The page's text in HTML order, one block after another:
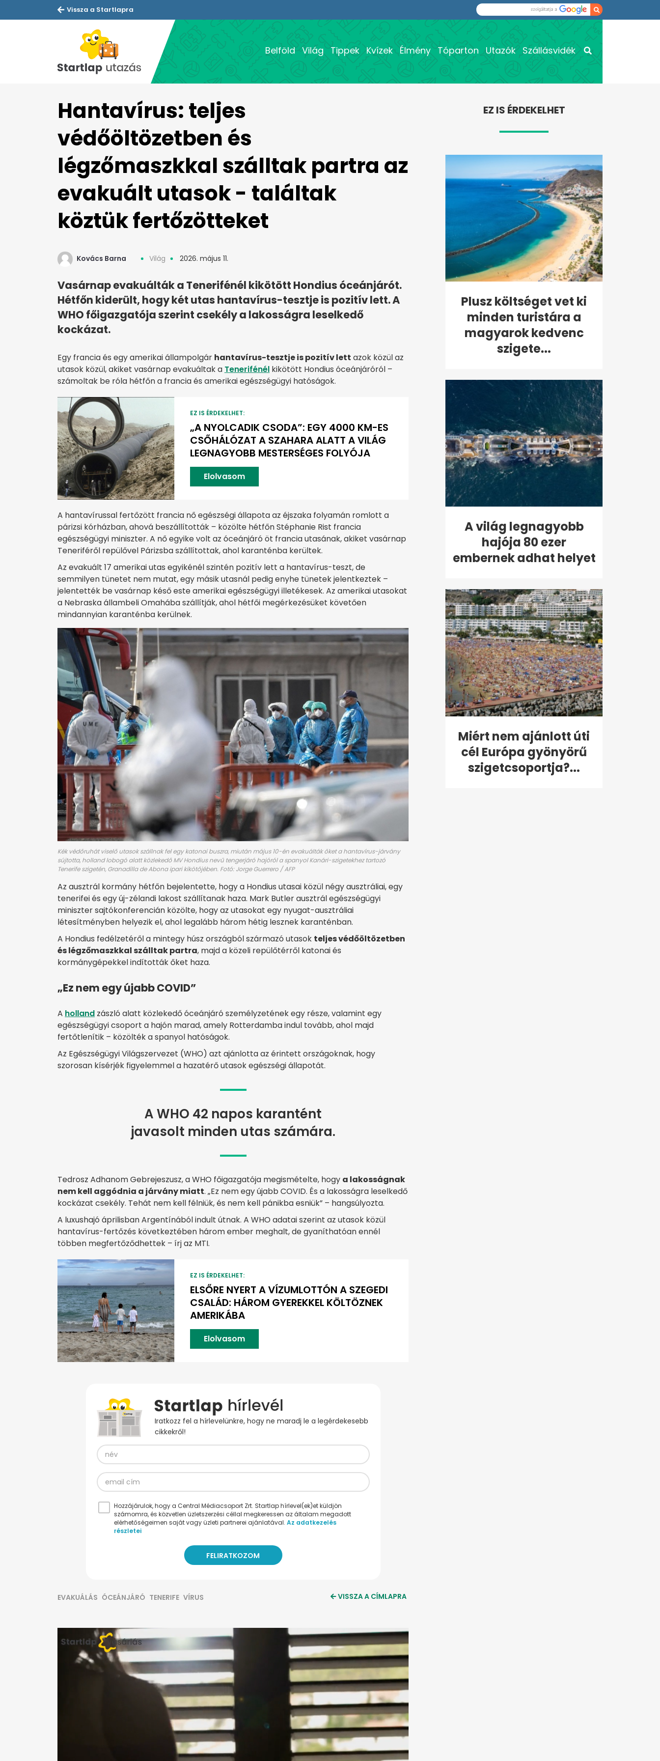
Vissza a Startlapra
Belföld Világ Tippek Kvízek Élmény Tóparton Utazók Szállásvidék
Hantavírus: teljes
védőöltözetben és
légzőmaszkkal szálltak partra az
evakuált utasok - találtak
köztük fertőzötteket
Kovács Barna Világ 2026. május 11.
Vasárnap evakuálták a Tenerifénél kikötött Hondius óceánjárót.
Hétfőn kiderült, hogy két utas hantavírus-tesztje is pozitív lett. A
WHO főigazgatója szerint csekély a lakosságra leselkedő
kockázat.
Egy francia és egy amerikai állampolgár hantavírus-tesztje is pozitív lett azok közül az
utasok közül, akiket vasárnap evakuáltak a Tenerifénél kikötött Hondius óceánjáróról –
számoltak be róla hétfőn a francia és amerikai egészségügyi hatóságok.
EZ IS ÉRDEKELHET:
„A NYOLCADIK CSODA”: EGY 4000 KM-ES
CSŐHÁLÓZAT A SZAHARA ALATT A VILÁG
LEGNAGYOBB MESTERSÉGES FOLYÓJA
Elolvasom
A hantavírussal fertőzött francia nő egészségi állapota az éjszaka folyamán romlott a
párizsi kórházban, ahová beszállították – közölte hétfőn Stéphanie Rist francia
egészségügyi miniszter. A nő egyike volt az óceánjáró öt francia utasának, akiket vasárnap
Teneriféről repülővel Párizsba szállítottak, ahol karanténba kerültek.
Az evakuált 17 amerikai utas egyikénél szintén pozitív lett a hantavírus-teszt, de
semmilyen tünetet nem mutat, egy másik utasnál pedig enyhe tünetek jelentkeztek –
jelentették be vasárnap késő este amerikai egészségügyi illetékesek. Az amerikai utasokat
a Nebraska állambeli Omahába szállítják, ahol hétfői megérkezésüket követően
mindannyian karanténba kerülnek.
Kék védőruhát viselő utasok szállnak fel egy katonai buszra, miután május 10-én evakuálták őket a hantavírus-járvány
sújtotta, holland lobogó alatt közlekedő MV Hondius nevű tengerjáró hajóról a spanyol Kanári-szigetekhez tartozó
Tenerife szigetén, Granadilla de Abona ipari kikötőjében. Fotó: Jorge Guerrero / AFP
Az ausztrál kormány hétfőn bejelentette, hogy a Hondius utasai közül négy ausztráliai, egy
tenerifei és egy új-zélandi lakost szállítanak haza. Mark Butler ausztrál egészségügyi
miniszter sajtókonferencián közölte, hogy az utasokat egy nyugat-ausztráliai
létesítményben helyezik el, ahol legalább három hétig lesznek karanténban.
A Hondius fedélzetéről a mintegy húsz országból származó utasok teljes védőöltözetben
és légzőmaszkkal szálltak partra, majd a közeli repülőtérről katonai és
kormánygépekkel indították őket haza.
„Ez nem egy újabb COVID”
A holland zászló alatt közlekedő óceánjáró személyzetének egy része, valamint egy
egészségügyi csoport a hajón marad, amely Rotterdamba indul tovább, ahol majd
fertőtlenítik – közölték a spanyol hatóságok.
Az Egészségügyi Világszervezet (WHO) azt ajánlotta az érintett országoknak, hogy
szorosan kísérjék figyelemmel a hazatérő utasok egészségi állapotát.
A WHO 42 napos karantént
javasolt minden utas számára.
Tedrosz Adhanom Gebrejeszusz, a WHO főigazgatója megismételte, hogy a lakosságnak
nem kell aggódnia a járvány miatt. „Ez nem egy újabb COVID. És a lakosságra leselkedő
kockázat csekély. Tehát nem kell félniük, és nem kell pánikba esniük” – hangsúlyozta.
A luxushajó áprilisban Argentínából indult útnak. A WHO adatai szerint az utasok közül
hantavírus-fertőzés következtében három ember meghalt, de gyaníthatóan ennél
többen megfertőződhettek – írj az MTI.
EZ IS ÉRDEKELHET:
ELSŐRE NYERT A VÍZUMLOTTÓN A SZEGEDI
CSALÁD: HÁROM GYEREKKEL KÖLTÖZNEK
AMERIKÁBA
Elolvasom
Iratkozz fel a hírlevelünkre, hogy ne maradj le a legérdekesebb
cikkekről!
Hozzájárulok, hogy a Central Médiacsoport Zrt. Startlap hírlevel(ek)et küldjön
számomra, és közvetlen üzletszerzési céllal megkeressen az általam megadott
elérhetőségeimen saját vagy üzleti partnerei ajánlatával. Az adatkezelés
részletei
EVAKUÁLÁS ÓCEÁNJÁRÓ TENERIFE VÍRUS VISSZA A CÍMLAPRA
EZ IS ÉRDEKELHET
Plusz költséget vet ki
minden turistára a
magyarok kedvenc
szigete...
A világ legnagyobb
hajója 80 ezer
embernek adhat helyet
Miért nem ajánlott úti
cél Európa gyönyörű
szigetcsoportja?...